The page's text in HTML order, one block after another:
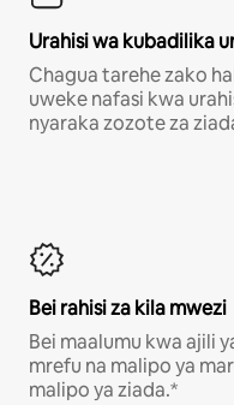
Urahisi wa kubadilika
Chagua tarehe zako
uweke nafasi kwa
nyaraka zozote za
Bei rahisi za kila mwezi
Bei maalumu kwa ajili
mrefu na malipo ya
malipo ya ziada.*